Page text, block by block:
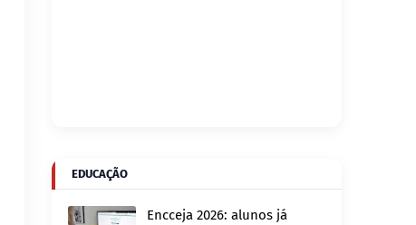
EDUCAÇÃO
Encceja 2026: alunos já